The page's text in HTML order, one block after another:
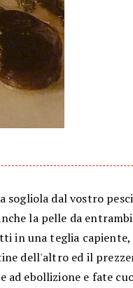
sogliola dal vostro
la pelle da
in una teglia
dell'altro ed il
ad ebollizione e fate